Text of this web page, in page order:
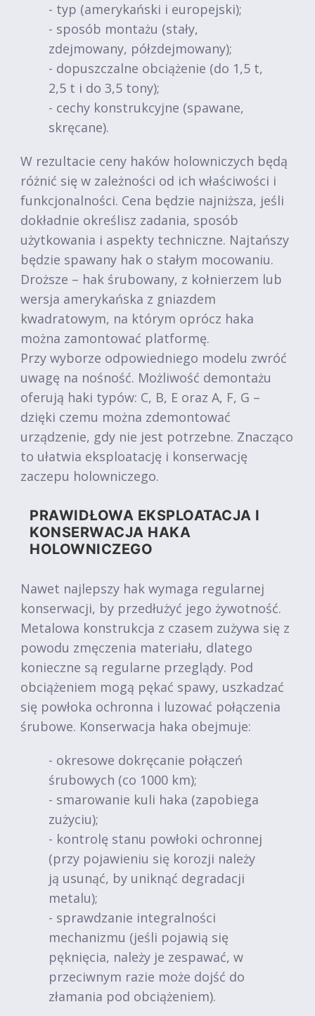
- typ (amerykański i europejski);
- sposób montażu (stały,
zdejmowany, półzdejmowany);
- dopuszczalne obciążenie (do 1,5 t,
2,5 t i do 3,5 tony);
- cechy konstrukcyjne (spawane,
skręcane).
W rezultacie ceny haków holowniczych będą
różnić się w zależności od ich właściwości i
funkcjonalności. Cena będzie najniższa, jeśli
dokładnie określisz zadania, sposób
użytkowania i aspekty techniczne. Najtańszy
będzie spawany hak o stałym mocowaniu.
Droższe – hak śrubowany, z kołnierzem lub
wersja amerykańska z gniazdem
kwadratowym, na którym oprócz haka
można zamontować platformę.
Przy wyborze odpowiedniego modelu zwróć
uwagę na nośność. Możliwość demontażu
oferują haki typów: C, B, E oraz A, F, G –
dzięki czemu można zdemontować
urządzenie, gdy nie jest potrzebne. Znacząco
to ułatwia eksploatację i konserwację
zaczepu holowniczego.
PRAWIDŁOWA EKSPLOATACJA I
KONSERWACJA HAKA
HOLOWNICZEGO
Nawet najlepszy hak wymaga regularnej
konserwacji, by przedłużyć jego żywotność.
Metalowa konstrukcja z czasem zużywa się z
powodu zmęczenia materiału, dlatego
konieczne są regularne przeglądy. Pod
obciążeniem mogą pękać spawy, uszkadzać
się powłoka ochronna i luzować połączenia
śrubowe. Konserwacja haka obejmuje:
- okresowe dokręcanie połączeń
śrubowych (co 1000 km);
- smarowanie kuli haka (zapobiega
zużyciu);
- kontrolę stanu powłoki ochronnej
(przy pojawieniu się korozji należy
ją usunąć, by uniknąć degradacji
metalu);
- sprawdzanie integralności
mechanizmu (jeśli pojawią się
pęknięcia, należy je zespawać, w
przeciwnym razie może dojść do
złamania pod obciążeniem).